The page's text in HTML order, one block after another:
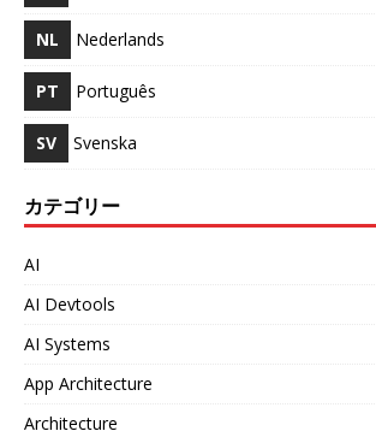
NL Nederlands
PT Português
SV Svenska
カテゴリー
AI
AI Devtools
AI Systems
App Architecture
Architecture